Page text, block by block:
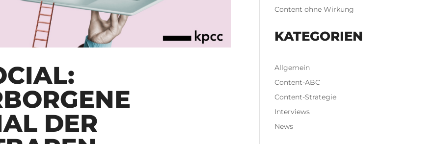
DER
Content ohne Wirkung
KATEGORIEN
Allgemein
Content-ABC
Content-Strategie
Interviews
News